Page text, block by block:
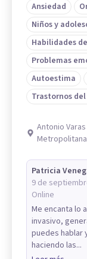
Ansiedad
Niños y
Habilidades
Problemas
Autoestima
Trastornos
Antonio
Metropolitana
Patricia
9 de
Online
Me encanta lo
invasivo,
puedes hablar
haciendo las...